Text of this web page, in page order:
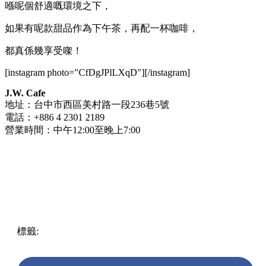
喺呢個舒適嘅環境之下，
如果有呢款甜品作為下午茶，再配一杯咖啡，
都真係幾享受㗎！
[instagram photo="CfDgJPlLXqD"][/instagram]
J.W. Cafe
地址：台中市西區美村路一段236巷5號
電話：+886 4 2301 2189
營業時間：中午12:00至晚上7:00
標籤: